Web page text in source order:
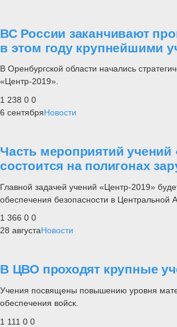
ВС России заканчивают
в этом году крупнейшими
В Оренбургской области начались
«Центр-2019».
1 238 0 0
6 сентябряНовости
Часть мероприятий учений
состоится на полигонах
Главной задачей учений «Центр-2019»
обеспечения безопасности в Центральной
1 366 0 0
28 августаНовости
В ЦВО проходят крупные
Учения посвящены повышению уровня
обеспечения войск.
1 111 0 0